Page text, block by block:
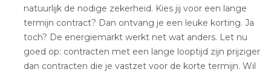
natuurlijk de nodige zekerheid. Kies jij voor een lange
termijn contract? Dan ontvang je een leuke korting. Ja
toch? De energiemarkt werkt net wat anders. Let nu
goed op: contracten met een lange looptijd zijn prijziger
dan contracten die je vastzet voor de korte termijn. Wil